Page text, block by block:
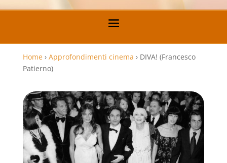
Home › Approfondimenti cinema › DIVA! (Francesco
Patierno)